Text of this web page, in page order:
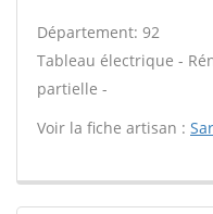
Département: 92
Tableau électrique -
partielle -
Voir la fiche artisan :